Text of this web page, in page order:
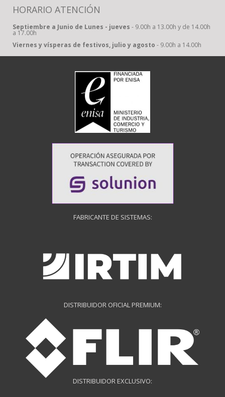
HORARIO ATENCIÓN
Septiembre a Junio de Lunes - jueves - 9.00h a 13.00h y de 14.00h
a 17.00h
Viernes y vísperas de festivos, julio y agosto - 9.00h a 14.00h
FABRICANTE DE SISTEMAS:
DISTRIBUIDOR OFICIAL PREMIUM:
DISTRIBUIDOR EXCLUSIVO: